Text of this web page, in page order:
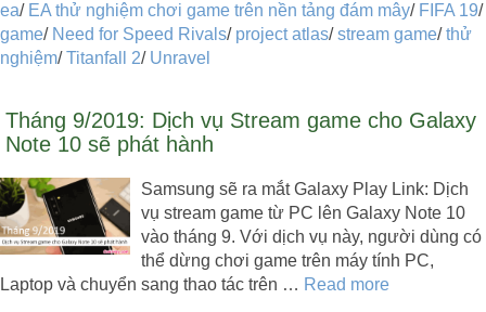
ea/ EA thử nghiệm chơi game trên nền tảng đám mây/ FIFA 19/
game/ Need for Speed Rivals/ project atlas/stream game/thử
nghiệm/Titanfall 2/ Unravel
Tháng 9/2019: Dịch vụ Stream game cho Galaxy
Note 10 sẽ phát hành
Samsung sẽ ra mắt Galaxy Play Link: Dịch
vụ stream game từ PC lên Galaxy Note 10
vào tháng 9. Với dịch vụ này, người dùng có
thể dừng chơi game trên máy tính PC,
Laptop và chuyển sang thao tác trên … Read more